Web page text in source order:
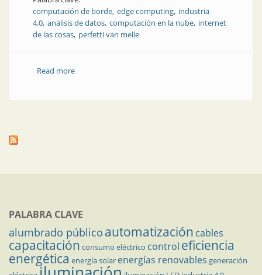
computación de borde edge computing industria
4.0 análisis de datos computación en la nube internet
de las cosas perfetti van melle
Read moreabout Herramientas para el análisis de datos de
PALABRA CLAVE
alumbrado público automatización cables
capacitación consumo eléctrico control eficiencia
energética energía solar energías renovables generación